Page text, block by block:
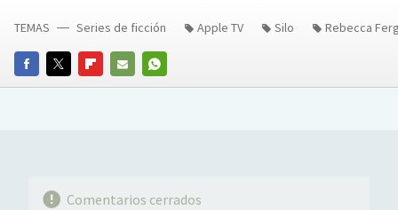
FACEBOOKTWITTERFLIPBOARD
E-
WHATSAPP
TEMAS Series de ficción Apple TV Silo Rebecca
Comentarios cerrados